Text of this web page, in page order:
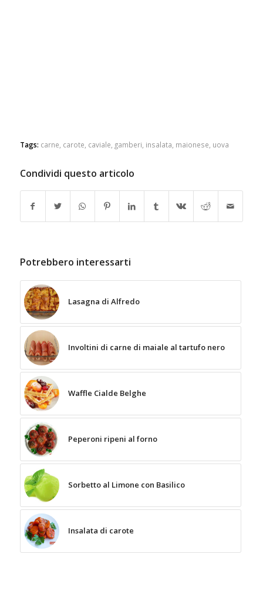
Tags: carne carote caviale gamberi insalata maionese uova
Condividi questo articolo
Potrebbero interessarti
Lasagna di Alfredo
Involtini di carne di maiale al tartufo nero
Waffle Cialde Belghe
Peperoni ripeni al forno
Sorbetto al Limone con Basilico
Insalata di carote